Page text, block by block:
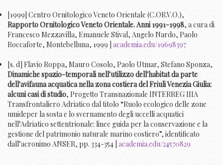
[1999] Centro Ornitologico Veneto Orientale (C.OR.V.O.),
Rapporto Ornitologico Veneto Orientale. Anni 1991-1998, a cura di
Francesco Mezzavilla, Emanuele Stival, Angelo Nardo, Paolo
Roccaforte, Montebelluna, 1999 | academia.edu/19698397
[s. d] Flavio Roppa, Mauro Cosolo, Paolo Utmar, Stefano Sponza,
Dinamiche spazio-temporali nell'utilizzo dell'habitat da parte
dell'avifauna acquatica nella zona costiera del Friuli Venezia Giulia:
alcuni casi di studio, Progetto Transnazionale INTERREG IIIA
Transfrontaliero Adriatico dal titolo “Ruolo ecologico delle zone
umideper la sosta e lo svernamento degli uccelli acquatici
nell’Adriatico settentrionale: linee guida per la conservazione e la
gestione del patrimonio naturale marino costiero”, identificato
dall’acronimo ANSER, pp. 334-354 | academia.edu/24570829